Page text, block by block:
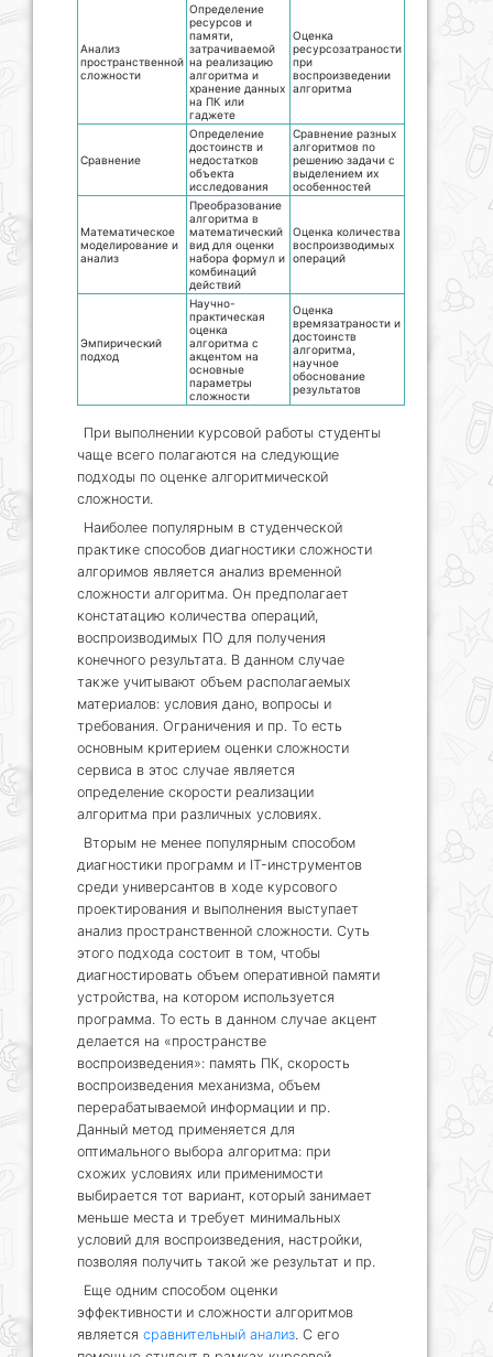
Анализ
пространственной
сложности
Определение
ресурсов и
памяти,
затрачиваемой
на реализацию
алгоритма и
хранение данных
на ПК или
гаджете
Оценка
ресурсозатраности
при
воспроизведении
алгоритма
Сравнение
Определение
достоинств и
недостатков
объекта
исследования
Сравнение разных
алгоритмов по
решению задачи с
выделением их
особенностей
Математическое
моделирование и
анализ
Преобразование
алгоритма в
математический
вид для оценки
набора формул и
комбинаций
действий
Оценка количества
воспроизводимых
операций
Эмпирический
подход
Научно-
практическая
оценка
алгоритма с
акцентом на
основные
параметры
сложности
Оценка
времязатраности и
достоинств
алгоритма,
научное
обоснование
результатов
При выполнении курсовой работы студенты
чаще всего полагаются на следующие
подходы по оценке алгоритмической
сложности.
Наиболее популярным в студенческой
практике способов диагностики сложности
алгоримов является анализ временной
сложности алгоритма. Он предполагает
констатацию количества операций,
воспроизводимых ПО для получения
конечного результата. В данном случае
также учитывают объем располагаемых
материалов: условия дано, вопросы и
требования. Ограничения и пр. То есть
основным критерием оценки сложности
сервиса в этос случае является
определение скорости реализации
алгоритма при различных условиях.
Вторым не менее популярным способом
диагностики программ и IT-инструментов
среди универсантов в ходе курсового
проектирования и выполнения выступает
анализ пространственной сложности. Суть
этого подхода состоит в том, чтобы
диагностировать объем оперативной памяти
устройства, на котором используется
программа. То есть в данном случае акцент
делается на «пространстве
воспроизведения»: память ПК, скорость
воспроизведения механизма, объем
перерабатываемой информации и пр.
Данный метод применяется для
оптимального выбора алгоритма: при
схожих условиях или применимости
выбирается тот вариант, который занимает
меньше места и требует минимальных
условий для воспроизведения, настройки,
позволяя получить такой же результат и пр.
Еще одним способом оценки
эффективности и сложности алгоритмов
является сравнительный анализ. С его